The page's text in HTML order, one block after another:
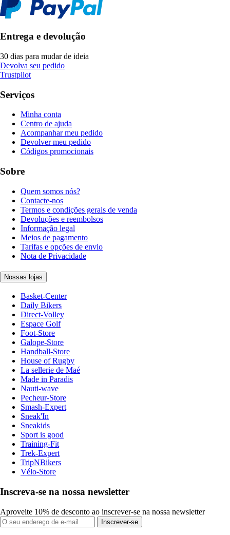
Entrega e devolução
30 dias para mudar de ideia
Devolva seu pedido
Trustpilot
Serviços
Minha conta
Centro de ajuda
Acompanhar meu pedido
Devolver meu pedido
Códigos promocionais
Sobre
Quem somos nós?
Contacte-nos
Termos e condições gerais de venda
Devoluções e reembolsos
Informação legal
Meios de pagamento
Tarifas e opções de envio
Nota de Privacidade
Nossas lojas
Basket-Center
Daily Bikers
Direct-Volley
Espace Golf
Foot-Store
Galope-Store
Handball-Store
House of Rugby
La sellerie de Maé
Made in Paradis
Nauti-wave
Pecheur-Store
Smash-Expert
Sneak'In
Sneakids
Sport is good
Training-Fit
Trek-Expert
TripNBikers
Vélo-Store
Inscreva-se na nossa newsletter
Aproveite 10% de desconto ao inscrever-se na nossa newsletter
Inscrever-se